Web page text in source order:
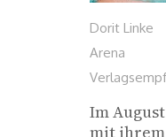
Dorit Linke
Arena
Im
mit ihrem